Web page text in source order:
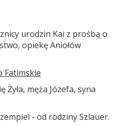
urodzin Kai z prośbą o
opiekę Aniołów
Fatimskie
Żyła, męża Józefa, syna
- od rodziny Szlauer.